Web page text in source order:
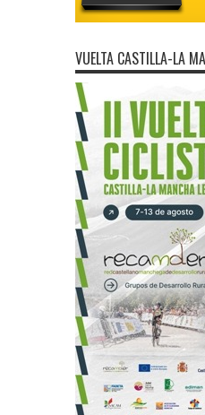
VUELTA CASTILLA-LA